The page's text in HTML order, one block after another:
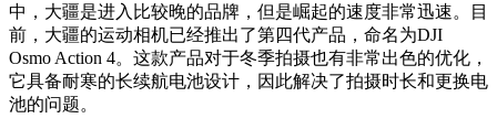
中，大疆是进入比较晚的品牌，但是崛起的速度非常迅速。目
前，大疆的运动相机已经推出了第四代产品，命名为DJI
Osmo Action 4。这款产品对于冬季拍摄也有非常出色的优化，
它具备耐寒的长续航电池设计，因此解决了拍摄时长和更换电
池的问题。